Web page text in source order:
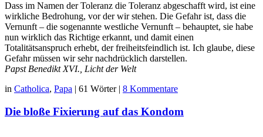
Dass im Namen der Toleranz die Toleranz abgeschafft wird, ist eine
wirkliche Bedrohung, vor der wir stehen. Die Gefahr ist, dass die
Vernunft – die sogenannte westliche Vernunft – behauptet, sie habe
nun wirklich das Richtige erkannt, und damit einen
Totalitätsanspruch erhebt, der freiheitsfeindlich ist. Ich glaube, diese
Gefahr müssen wir sehr nachdrücklich darstellen.
Papst Benedikt XVI., Licht der Welt
in Catholica, Papa 61 Wörter 8 Kommentare
Die bloße Fixierung auf das Kondom